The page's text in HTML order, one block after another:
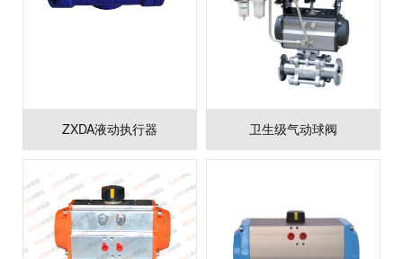
ZXDA液动执行器 卫生级气动球阀